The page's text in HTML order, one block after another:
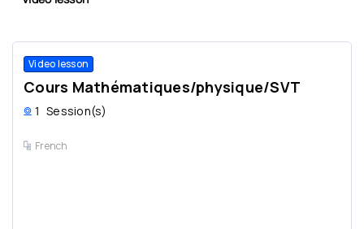
Video lesson
Cours Mathématiques/physique/SVT
1 Session(s)
French